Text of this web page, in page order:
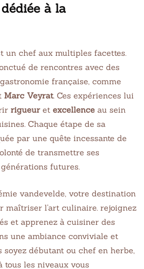
à la
un chef aux multiples facettes.
de rencontres avec des
française, comme
Marc Veyrat. Ces expériences lui
rigueuret excellence au sein
Chaque étape de sa
par une quête incessante de
de transmettre ses
futures.